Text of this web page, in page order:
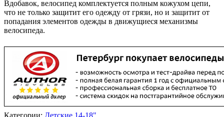
Вдобавок, велосипед комплектуется полным кожухом цепи,
что не только защитит его одежду от грязи, но и защитит от
попадания элементов одежды в движущиеся механизмы
велосипеда.
Категории: Детские 14-18"